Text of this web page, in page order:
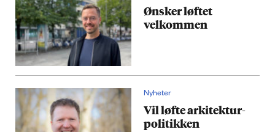
Ønsker løftet
velkommen
Nyheter
Vil løfte arkitektur­
politikken